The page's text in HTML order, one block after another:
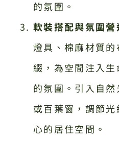
的氛圍。
軟裝搭配與氛圍營
燈具、棉麻材質
綴，為空間注入
的氛圍。引入自
或百葉窗，調節
心的居住空間。